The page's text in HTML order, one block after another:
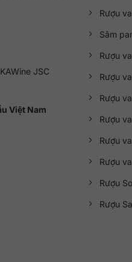
JSC
Việt Nam
Rượu
Sâm
Rượu
Rượu
Rượu
Rượu
Rượu
Rượu
Rượu
Rượu